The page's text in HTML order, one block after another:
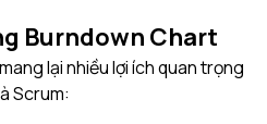
Burndown Chart
lại nhiều lợi ích quan trọng
Scrum: